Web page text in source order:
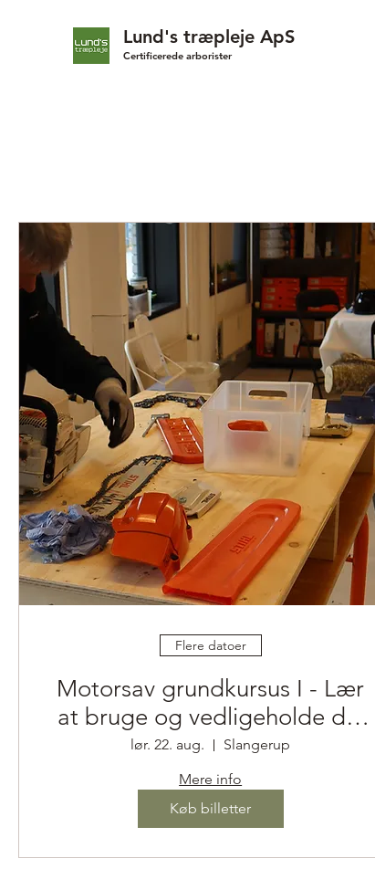
Lund's træpleje ApS
Certificerede arborister
Flere datoer
Motorsav grundkursus I - Lær
at bruge og vedligeholde din
motorsav
lør. 22. aug.
Slangerup
Mere info
Køb billetter